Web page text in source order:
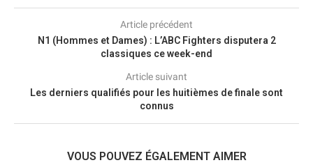
Article précédent
N1 (Hommes et Dames) : L’ABC Fighters disputera 2
classiques ce week-end
Article suivant
Les derniers qualifiés pour les huitièmes de finale sont
connus
VOUS POUVEZ ÉGALEMENT AIMER